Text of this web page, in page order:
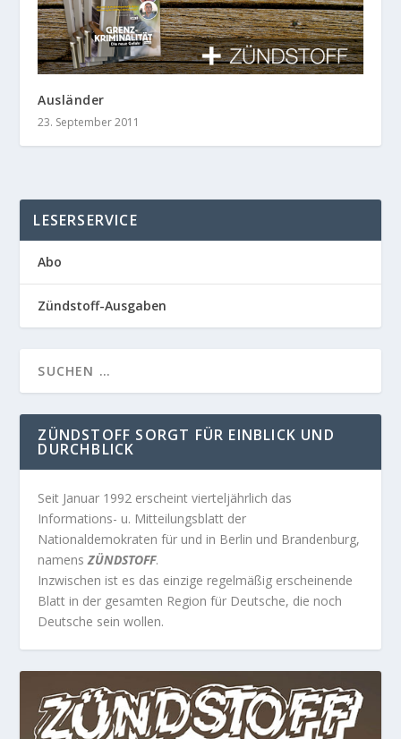
Ausländer
23. September 2011
LESERSERVICE
Abo
Zündstoff-Ausgaben
ZÜNDSTOFF SORGT FÜR EINBLICK UND
DURCHBLICK
Seit Januar 1992 erscheint vierteljährlich das
Informations- u. Mitteilungsblatt der
Nationaldemokraten für und in Berlin und Brandenburg,
namensZÜNDSTOFF.
Inzwischen ist es das einzige regelmäßig erscheinende
Blatt in der gesamten Region für Deutsche, die noch
Deutsche sein wollen.